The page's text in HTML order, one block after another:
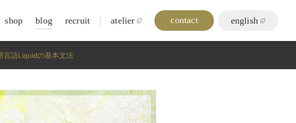
shop blog recruit atelier contact english
言語Liquidの基本文法